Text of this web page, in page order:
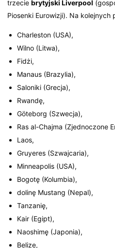
trzeciebrytyjski Liverpool
Piosenki Eurowizji). Na kolejnych
Charleston (USA),
Wilno (Litwa),
Fidżi,
Manaus (Brazylia),
Saloniki (Grecja),
Rwandę,
Göteborg (Szwecja),
Ras al-Chajma (Zjednoczone
Laos,
Gruyeres (Szwajcaria),
Minneapolis (USA),
Bogotę (Kolumbia),
dolinę Mustang (Nepal),
Tanzanię,
Kair (Egipt),
Naoshimę (Japonia),
Belize,